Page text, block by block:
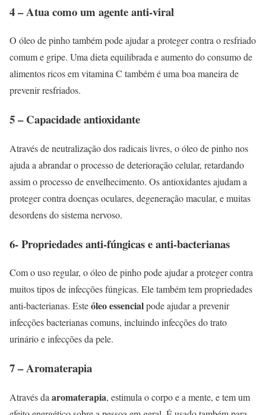
4 – Atua como um agente anti-viral
O óleo de pinho também pode ajudar a proteger contra o resfriado
comum e gripe. Uma dieta equilibrada e aumento do consumo de
alimentos ricos em vitamina C também é uma boa maneira de
prevenir resfriados.
5 – Capacidade antioxidante
Através de neutralização dos radicais livres, o óleo de pinho nos
ajuda a abrandar o processo de deterioração celular, retardando
assim o processo de envelhecimento. Os antioxidantes ajudam a
proteger contra doenças oculares, degeneração macular, e muitas
desordens do sistema nervoso.
6- Propriedades anti-fúngicas e anti-bacterianas
Com o uso regular, o óleo de pinho pode ajudar a proteger contra
muitos tipos de infecções fúngicas. Ele também tem propriedades
anti-bacterianas. Esteóleo essencialpode ajudar a prevenir
infecções bacterianas comuns, incluindo infecções do trato
urinário e infecções da pele.
7 – Aromaterapia
Através da aromaterapia, estimula o corpo e a mente, e tem um